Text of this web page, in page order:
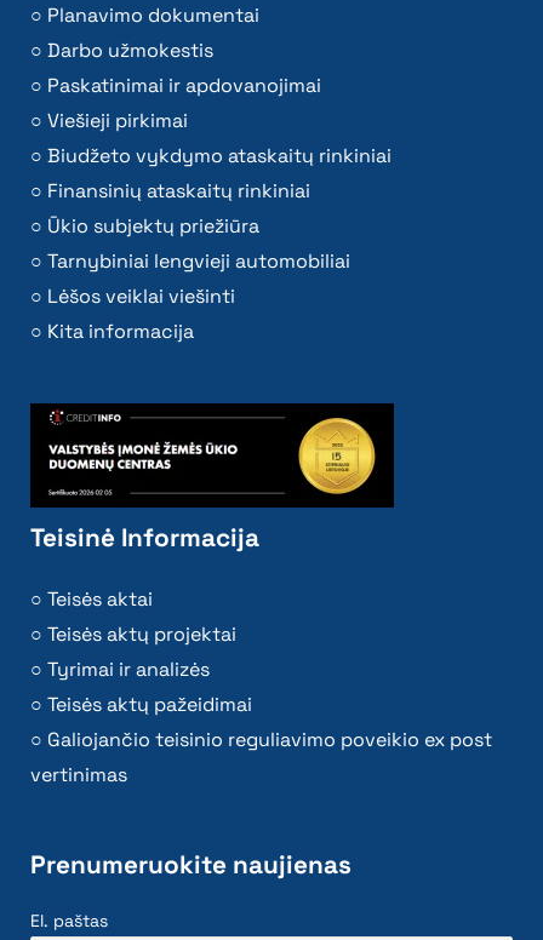
Planavimo dokumentai
Darbo užmokestis
Paskatinimai ir apdovanojimai
Viešieji pirkimai
Biudžeto vykdymo ataskaitų rinkiniai
Finansinių ataskaitų rinkiniai
Ūkio subjektų priežiūra
Tarnybiniai lengvieji automobiliai
Lėšos veiklai viešinti
Kita informacija
Teisinė Informacija
Teisės aktai
Teisės aktų projektai
Tyrimai ir analizės
Teisės aktų pažeidimai
Galiojančio teisinio reguliavimo poveikio ex post
vertinimas
Prenumeruokite naujienas
El. paštas